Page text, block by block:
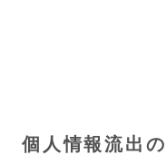
個人情報流出